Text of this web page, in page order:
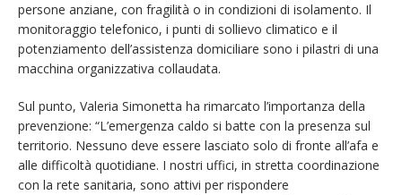
persone anziane, con fragilità o in condizioni di isolamento. Il
monitoraggio telefonico, i punti di sollievo climatico e il
potenziamento dell’assistenza domiciliare sono i pilastri di una
macchina organizzativa collaudata.
Sul punto, Valeria Simonetta ha rimarcato l’importanza della
prevenzione: “L’emergenza caldo si batte con la presenza sul
territorio. Nessuno deve essere lasciato solo di fronte all’afa e
alle difficoltà quotidiane. I nostri uffici, in stretta coordinazione
con la rete sanitaria, sono attivi per rispondere